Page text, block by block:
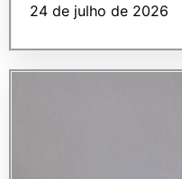
24 de julho de 2026